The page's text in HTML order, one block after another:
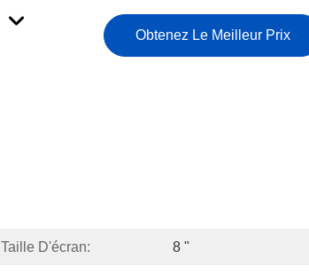
Obtenez Le Meilleur Prix
Taille D'écran: 8 "